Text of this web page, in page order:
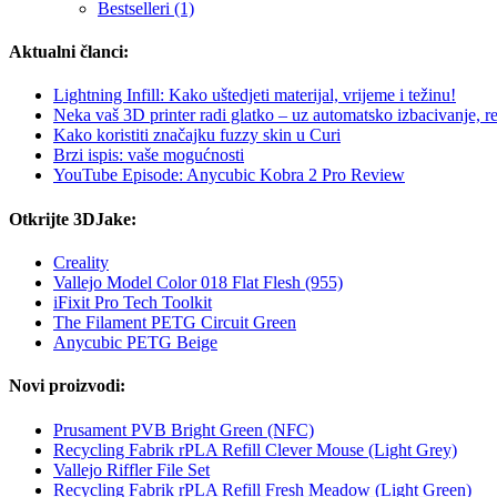
Bestselleri (1)
Aktualni članci:
Lightning Infill: Kako uštedjeti materijal, vrijeme i težinu!
Neka vaš 3D printer radi glatko – uz automatsko izbacivanje,
Kako koristiti značajku fuzzy skin u Curi
Brzi ispis: vaše mogućnosti
YouTube Episode: Anycubic Kobra 2 Pro Review
Otkrijte 3DJake:
Creality
Vallejo Model Color 018 Flat Flesh (955)
iFixit Pro Tech Toolkit
The Filament PETG Circuit Green
Anycubic PETG Beige
Novi proizvodi:
Prusament PVB Bright Green (NFC)
Recycling Fabrik rPLA Refill Clever Mouse (Light Grey)
Vallejo Riffler File Set
Recycling Fabrik rPLA Refill Fresh Meadow (Light Green)